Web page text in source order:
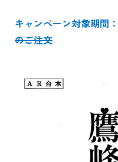
キャンペーン対象期間：
のご注文